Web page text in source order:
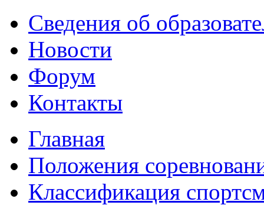
Сведения об
Новости
Форум
Контакты
Главная
Положения
Классификация